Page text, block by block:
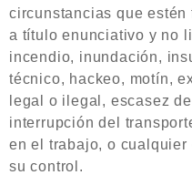
circunstancias que
a título enunciativo y no
incendio, inundación,
técnico, hackeo, motín,
legal o ilegal, escasez
interrupción del
en el trabajo, o
su control.